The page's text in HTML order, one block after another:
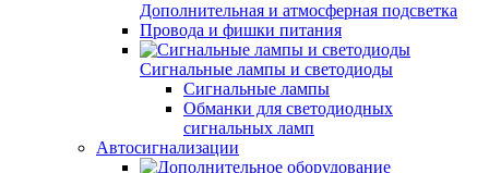
Дополнительная и атмосферная подсветка
Провода и фишки питания
Cигнальные лампы и светодиоды
Сигнальные лампы
Обманки для светодиодных
сигнальных ламп
Автосигнализации